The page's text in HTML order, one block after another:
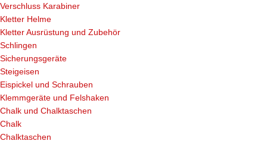
Verschluss Karabiner
Kletter Helme
Kletter Ausrüstung und Zubehör
Schlingen
Sicherungsgeräte
Steigeisen
Eispickel und Schrauben
Klemmgeräte und Felshaken
Chalk und Chalktaschen
Chalk
Chalktaschen